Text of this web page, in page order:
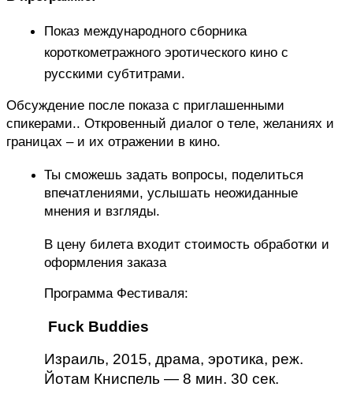
Показ международного сборника
короткометражного эротического кино с
русскими субтитрами.
Обсуждение после показа с приглашенными
спикерами.. Откровенный диалог о теле, желаниях и
границах – и их отражении в кино.
Ты сможешь задать вопросы, поделиться
впечатлениями, услышать неожиданные
мнения и взгляды.
В цену билета входит стоимость обработки и
оформления заказа
Программа Фестиваля:
Fuck Buddies
Израиль, 2015, драма, эротика, реж.
Йотам Книспель — 8 мин. 30 сек.